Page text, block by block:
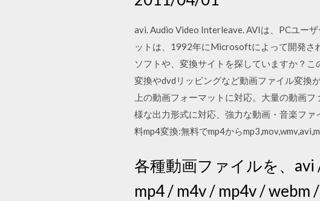
avi. Audio Video Interleave. AVIは、PCユー
ットは、1992年にMicrosoftによって開発さ
ソフトや、変換サイトを探していますか？
変換やdvdリッピングなど動画ファイル変換
上の動画フォーマットに対応。大量の動画
様な出力形式に対応、強力な動画・音楽ファ
料mp4変換:無料でmp4から
各種動画ファイルを、avi
mp4 / m4v / mp4v / webm